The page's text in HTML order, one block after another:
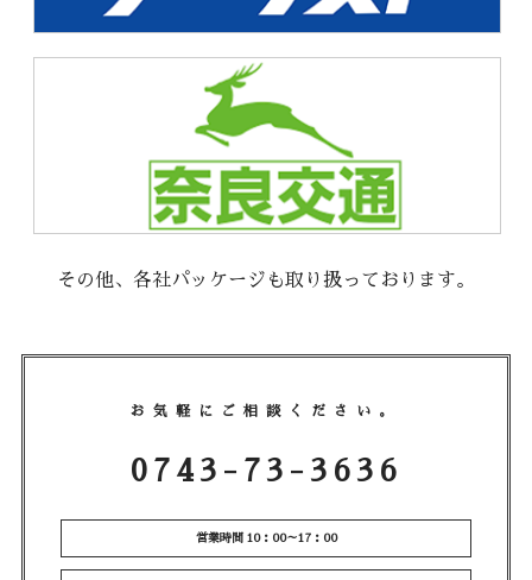
その他、各社パッケージも取り扱っております。
お気軽にご相談ください。
0743-73-3636
営業時間 10：00～17：00